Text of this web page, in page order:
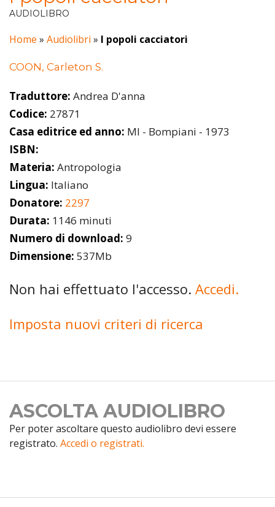
AUDIOLIBRO
Home » Audiolibri » I popoli cacciatori
COON, Carleton S.
Traduttore: Andrea D'anna
Codice: 27871
Casa editrice ed anno: MI - Bompiani - 1973
ISBN:
Materia: Antropologia
Lingua: Italiano
Donatore: 2297
Durata: 1146 minuti
Numero di download: 9
Dimensione: 537Mb
Non hai effettuato l'accesso. Accedi.
Imposta nuovi criteri di ricerca
ASCOLTA AUDIOLIBRO
Per poter ascoltare questo audiolibro devi essere
registrato. Accedi o registrati.